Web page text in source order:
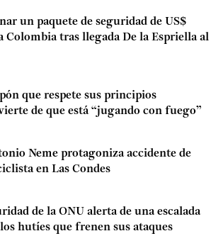
un paquete de seguridad de US$
Colombia tras llegada De la Espriella al
que respete sus principios
de que está “jugando con fuego”
Neme protagoniza accidente de
en Las Condes
de la ONU alerta de una escalada
hutíes que frenen sus ataques